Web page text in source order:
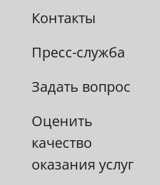
Контакты
Пресс-служба
Задать вопрос
Оценить
качество
оказания услуг